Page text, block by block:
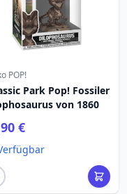
POP!
Park Pop! Fossiler
von 1860
€